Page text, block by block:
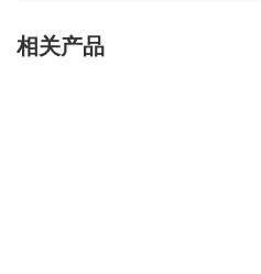
相关产品